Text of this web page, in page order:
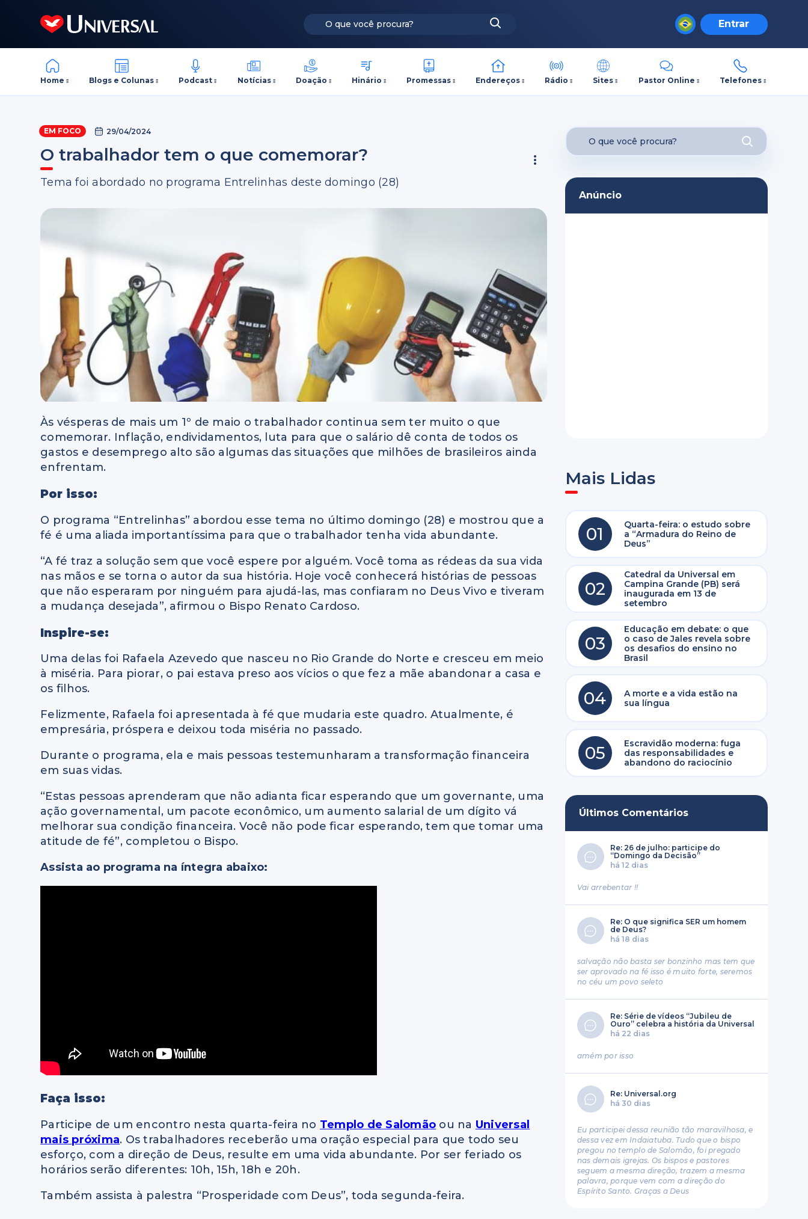
Entrar
Home Blogs e Colunas Podcast Notícias Doação Hinário Promessas Endereços Rádio Sites Pastor Online Telefones
EM FOCO 29/04/2024
O trabalhador tem o que comemorar?
Tema foi abordado no programa Entrelinhas deste domingo (28)
Às vésperas de mais um 1º de maio o trabalhador continua sem ter muito o que
comemorar. Inflação, endividamentos, luta para que o salário dê conta de todos os
gastos e desemprego alto são algumas das situações que milhões de brasileiros ainda
enfrentam.
Por isso:
O programa “Entrelinhas” abordou esse tema no último domingo (28) e mostrou que a
fé é uma aliada importantíssima para que o trabalhador tenha vida abundante.
“A fé traz a solução sem que você espere por alguém. Você toma as rédeas da sua vida
nas mãos e se torna o autor da sua história. Hoje você conhecerá histórias de pessoas
que não esperaram por ninguém para ajudá-las, mas confiaram no Deus Vivo e tiveram
a mudança desejada”, afirmou o Bispo Renato Cardoso.
Inspire-se:
Uma delas foi Rafaela Azevedo que nasceu no Rio Grande do Norte e cresceu em meio
à miséria. Para piorar, o pai estava preso aos vícios o que fez a mãe abandonar a casa e
os filhos.
Felizmente, Rafaela foi apresentada à fé que mudaria este quadro. Atualmente, é
empresária, próspera e deixou toda miséria no passado.
Durante o programa, ela e mais pessoas testemunharam a transformação financeira
em suas vidas.
“Estas pessoas aprenderam que não adianta ficar esperando que um governante, uma
ação governamental, um pacote econômico, um aumento salarial de um dígito vá
melhorar sua condição financeira. Você não pode ficar esperando, tem que tomar uma
atitude de fé”, completou o Bispo.
Assista ao programa na íntegra abaixo:
Faça isso:
Participe de um encontro nesta quarta-feira no Templo de Salomão ou na Universal
mais próxima. Os trabalhadores receberão uma oração especial para que todo seu
esforço, com a direção de Deus, resulte em uma vida abundante. Por ser feriado os
horários serão diferentes: 10h, 15h, 18h e 20h.
Também assista à palestra “Prosperidade com Deus”, toda segunda-feira.
Anúncio
Mais Lidas
01
Quarta-feira: o estudo sobre
a “Armadura do Reino de
Deus”
02
Catedral da Universal em
Campina Grande (PB) será
inaugurada em 13 de
setembro
03
Educação em debate: o que
o caso de Jales revela sobre
os desafios do ensino no
Brasil
04
A morte e a vida estão na
sua língua
05
Escravidão moderna: fuga
das responsabilidades e
abandono do raciocínio
Últimos Comentários
Re: 26 de julho: participe do
“Domingo da Decisão”
há 12 dias
Vai arrebentar !!
Re: O que significa SER um homem
de Deus?
há 18 dias
salvação não basta ser bonzinho mas tem que
ser aprovado na fé isso é muito forte, seremos
no céu um povo seleto
Re: Série de vídeos “Jubileu de
Ouro” celebra a história da Universal
há 22 dias
amém por isso
Re: Universal.org
há 30 dias
Eu participei dessa reunião tão maravilhosa, e
dessa vez em Indaiatuba. Tudo que o bispo
pregou no templo de Salomão, foi pregado
nas demais igrejas. Os bispos e pastores
seguem a mesma direção, trazem a mesma
palavra, porque vem com a direção do
Espírito Santo. Graças a Deus